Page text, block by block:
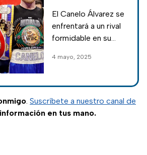
la próxima
pelea de Canelo
Álvarez
El Canelo Álvarez se
enfrentará a un rival
formidable en su
tapatío tendrá
prepararse
adecuadamente
para conseguir la
4 mayo, 2025
. Suscríbete a nuestro canal de
en tus mano.